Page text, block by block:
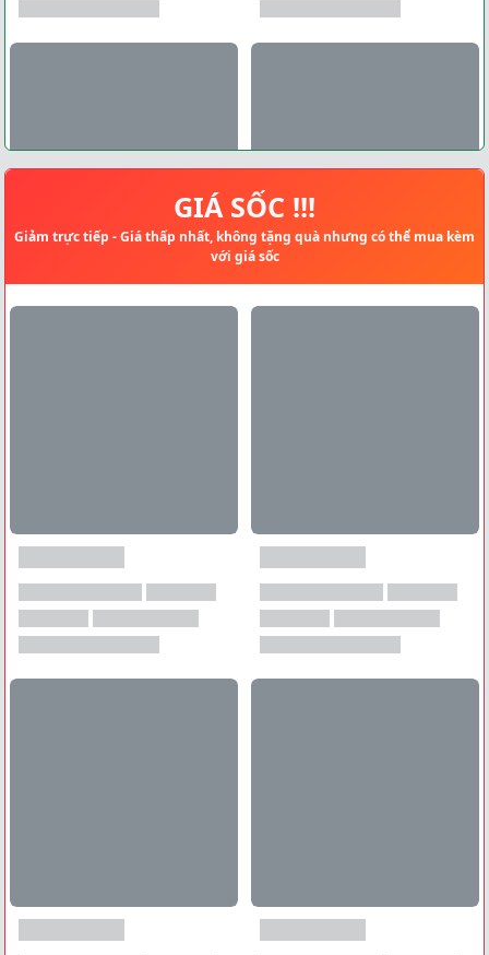
GIÁ SỐC !!!
Giảm trực tiếp - Giá thấp nhất, không tặng quà nhưng có thể mua kèm
với giá sốc